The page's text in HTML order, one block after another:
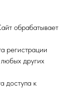
обрабатывает
регистрации
других
доступа к